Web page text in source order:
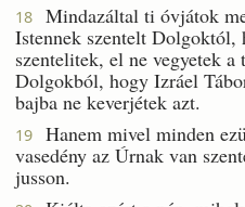
18
Mindazáltal ti óvjátok
Istennek szentelt
szentelitek, el ne vegyetek a
Dolgokból, hogy Izráel
bajba ne keverjétek azt.
19
Hanem mivel minden
vasedény az Úrnak van
jusson.